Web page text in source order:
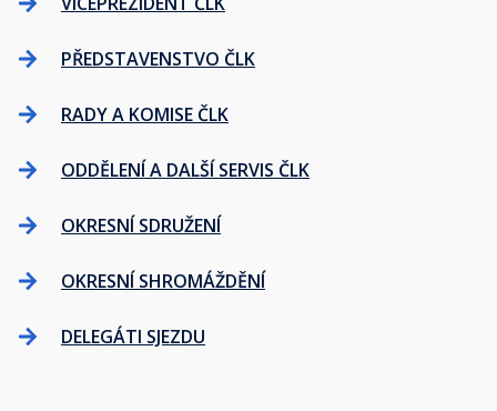
PŘEDSTAVENSTVO ČLK
RADY A KOMISE ČLK
ODDĚLENÍ A DALŠÍ SERVIS ČLK
OKRESNÍ SDRUŽENÍ
OKRESNÍ SHROMÁŽDĚNÍ
DELEGÁTI SJEZDU